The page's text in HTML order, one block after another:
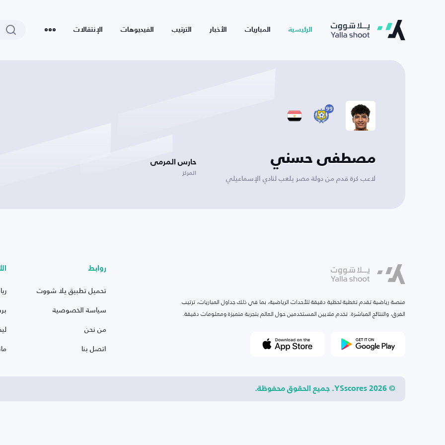
الرئيسية المباريات الأخبار الترتيب الفيديوهات الإنتقالات
99
مصطفى حسني
لاعب كرة قدم من دولة مصر يلعب لنادي الإسماعيلي
حارس المرمى
المركز
منصة رياضية تقدم تغطية لحظية دقيقة للأحداث الرياضية، بما في ذلك جداول المباريات، ترتيب
الفرق، والنتائج المباشرة. نخدم ملايين المستخدمين حول العالم بتجربة متميزة ومعلومات دقيقة.
روابط
تحميل تطبيق يلا شووت
سياسة الخصوصية
من نحن
اتصل بنا
© 2026 YSscores. جميع الحقوق محفوظة.